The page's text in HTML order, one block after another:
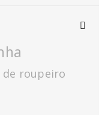
roupeiro